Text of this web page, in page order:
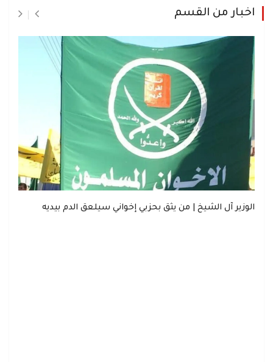
اخبار من القسم
الوزير آل الشيخ | من يثق بحزبي إخواني سيلعق الدم بيديه